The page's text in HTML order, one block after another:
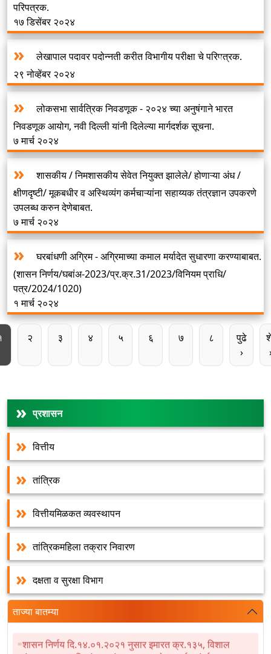
परिपत्रक.
१७ डिसेंबर २०२४
लेखापाल पदावर पदोन्नती करीत विभागीय परीक्षा चे परिपत्रक.
२९ नोव्हेंबर २०२४
लोकसभा सार्वत्रिक निवडणूक - २०२४ च्या अनुषंगाने भारत
निवडणूक आयोग, नवी दिल्ली यांनी दिलेल्या मार्गदर्शक सूचना.
७ मार्च २०२४
शासकीय / निमशासकीय सेवेत नियुक्त झालेले/ होणाऱ्या अंध /
क्षीणदृष्टी/ मूकबधीर व अस्थिव्यंग कर्मचाऱ्यांना सहाय्यक तंत्रज्ञान उपकरणे
उपलब्ध करुन देणेबाबत.
७ मार्च २०२४
घरबांधणी अग्रिम - अग्रिमाच्या कमाल मर्यादेत सुधारणा करण्याबाबत.
(शासन निर्णय/घबांअ-2023/प्र.क्र.31/2023/विनियम प्राधि/
पत्र/2024/1020)
१ मार्च २०२४
Pagination
पान
२ पान
३ पान
४ पान
५ पान
६ पान
७ पान
८ Next
पुढे
›
प्रशासन
वित्तीय
तांत्रिक
वित्तीयमिळकत व्यवस्थापन
तांत्रिकमहिला तक्रार निवारण
दक्षता व सुरक्षा विभाग
ताज्या बातम्या
शासन निर्णय दि.१४.०१.२०२१ नुसार इमारत क्र.१३५, विशाल